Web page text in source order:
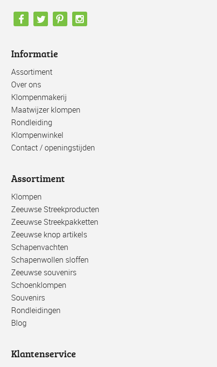
Informatie
Assortiment
Over ons
Klompenmakerij
Maatwijzer klompen
Rondleiding
Klompenwinkel
Contact / openingstijden
Assortiment
Klompen
Zeeuwse Streekproducten
Zeeuwse Streekpakketten
Zeeuwse knop artikels
Schapenvachten
Schapenwollen sloffen
Zeeuwse souvenirs
Schoenklompen
Souvenirs
Rondleidingen
Blog
Klantenservice